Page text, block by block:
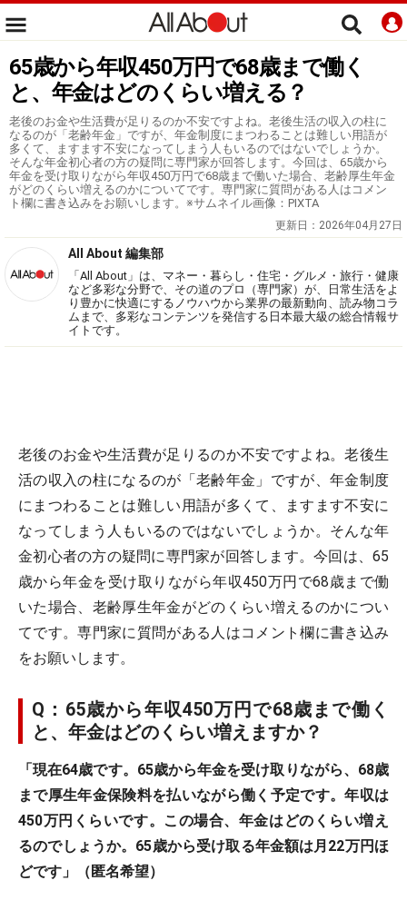
65歳から年収450万円で68歳まで働く
と、年金はどのくらい増える？
老後のお金や生活費が足りるのか不安ですよね。老後生活の収入の柱に
なるのが「老齢年金」ですが、年金制度にまつわることは難しい用語が
多くて、ますます不安になってしまう人もいるのではないでしょうか。
そんな年金初心者の方の疑問に専門家が回答します。今回は、65歳から
年金を受け取りながら年収450万円で68歳まで働いた場合、老齢厚生年金
がどのくらい増えるのかについてです。専門家に質問がある人はコメン
ト欄に書き込みをお願いします。※サムネイル画像：PIXTA
更新日： 2026年04月27日
All About 編集部
「All About」は、マネー・暮らし・住宅・グルメ・旅行・健康
など多彩な分野で、その道のプロ（専門家）が、日常生活をよ
り豊かに快適にするノウハウから業界の最新動向、読み物コラ
ムまで、多彩なコンテンツを発信する日本最大級の総合情報サ
イトです。
老後のお金や生活費が足りるのか不安ですよね。老後生
活の収入の柱になるのが「老齢年金」ですが、年金制度
にまつわることは難しい用語が多くて、ますます不安に
なってしまう人もいるのではないでしょうか。そんな年
金初心者の方の疑問に専門家が回答します。今回は、65
歳から年金を受け取りながら年収450万円で68歳まで働
いた場合、老齢厚生年金がどのくらい増えるのかについ
てです。専門家に質問がある人はコメント欄に書き込み
をお願いします。
Q：65歳から年収450万円で68歳まで働く
と、年金はどのくらい増えますか？
「現在64歳です。65歳から年金を受け取りながら、68歳
まで厚生年金保険料を払いながら働く予定です。年収は
450万円くらいです。この場合、年金はどのくらい増え
るのでしょうか。65歳から受け取る年金額は月22万円ほ
どです」（匿名希望）